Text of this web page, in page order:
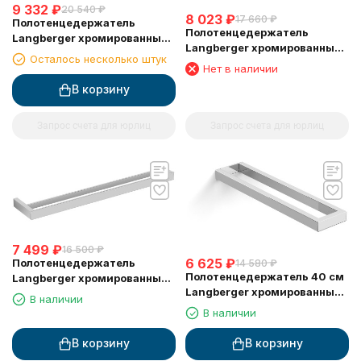
9 332 ₽20 540 ₽
Полотенцедержатель
Langberger хромированный
к стене одинарный 45 см
30001D
Осталось несколько штук
В корзину
8 023 ₽17 660 ₽
Полотенцедержатель
Langberger хромированный
к стене одинарный 22 см
30038A
Нет в наличии
7 499 ₽16 500 ₽
Полотенцедержатель
Langberger хромированный
к стене двойной 60 см
36002A
В наличии
В корзину
6 625 ₽14 580 ₽
Полотенцедержатель 40 см
Langberger хромированный
к стене двойной 30008A
В наличии
В корзину